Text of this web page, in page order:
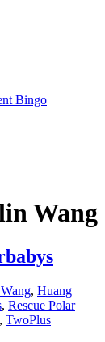
Bingo
Wang
, Huang
, Rescue Polar
, TwoPlus